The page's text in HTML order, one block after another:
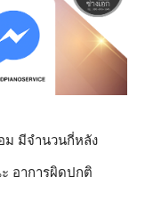
ม มีจำนวนกี่หลัง
อาการผิดปกติ